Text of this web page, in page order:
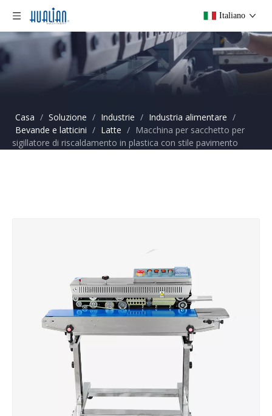
Italiano
Casa / Soluzione / Industrie / Industria alimentare /
Bevande e latticini / Latte / Macchina per sacchetto per
sigillatore di riscaldamento in plastica con stile pavimento